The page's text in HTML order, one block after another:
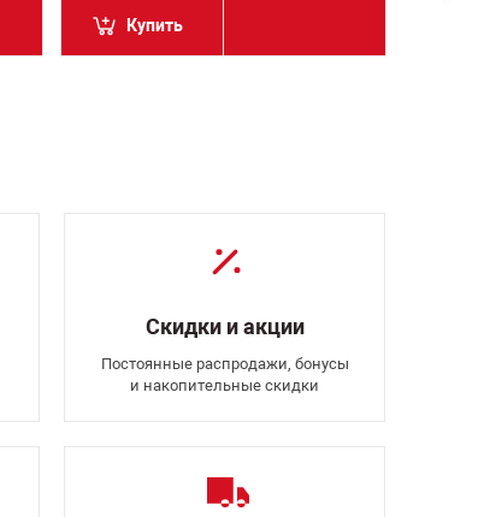
Купить
Скидки и акции
Постоянные распродажи, бонусы
и накопительные скидки